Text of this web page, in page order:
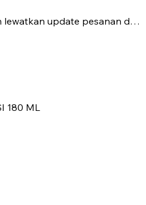
update pesanan dan chat dokter.
180 ML